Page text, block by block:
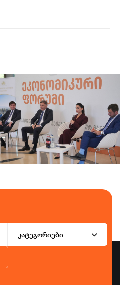
კატეგორიები